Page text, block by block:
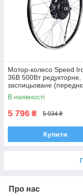
Мотор-колесо Speed
36В 500Вт редукторне,
заспицьоване
В наявності
5 796 ₴ 5 934 ₴
Купити
Про нас